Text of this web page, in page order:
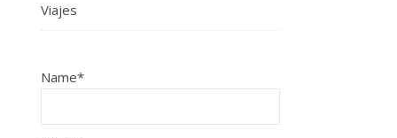
Viajes
Name*